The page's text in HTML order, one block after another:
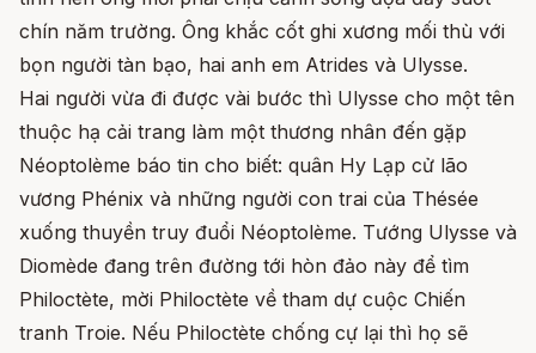
chín năm trường. Ông khắc cốt ghi xương mối thù với
bọn người tàn bạo, hai anh em Atrides và Ulysse.
Hai người vừa đi được vài bước thì Ulysse cho một tên
thuộc hạ cải trang làm một thương nhân đến gặp
Néoptolème báo tin cho biết: quân Hy Lạp cử lão
vương Phénix và những người con trai của Thésée
xuống thuyền truy đuổi Néoptolème. Tướng Ulysse và
Diomède đang trên đường tới hòn đảo này để tìm
Philoctète, mời Philoctète về tham dự cuộc Chiến
tranh Troie. Nếu Philoctète chống cự lại thì họ sẽ